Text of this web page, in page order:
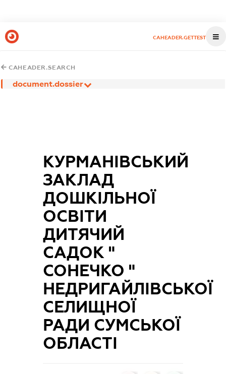
CAHEADER.GETTEST
CAHEADER.SEARCH
document.dossier
КУРМАНІВСЬКИЙ
ЗАКЛАД
ДОШКІЛЬНОЇ
ОСВІТИ
ДИТЯЧИЙ
САДОК "
СОНЕЧКО "
НЕДРИГАЙЛІВСЬКОЇ
СЕЛИЩНОЇ
РАДИ СУМСЬКОЇ
ОБЛАСТІ